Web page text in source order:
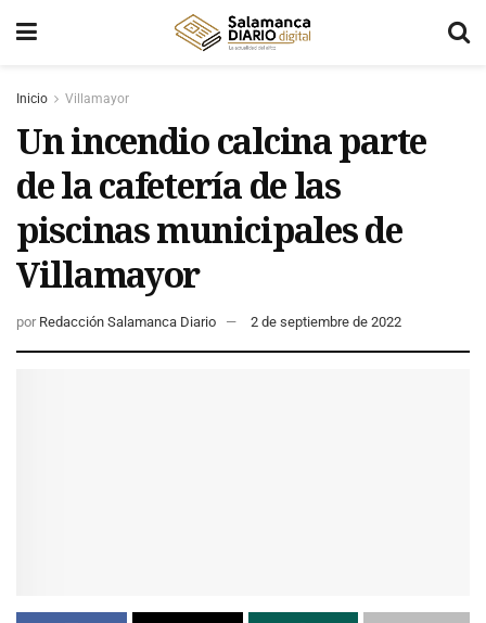
Inicio Villamayor
Un incendio calcina parte
de la cafetería de las
piscinas municipales de
Villamayor
por Redacción Salamanca Diario 2 de septiembre de 2022